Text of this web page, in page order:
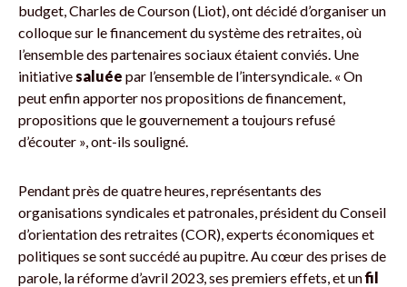
budget, Charles de Courson (Liot), ont décidé d’organiser un
colloque sur le financement du système des retraites, où
l’ensemble des partenaires sociaux étaient conviés. Une
initiative saluée par l’ensemble de l’intersyndicale. « On
peut enfin apporter nos propositions de financement,
propositions que le gouvernement a toujours refusé
d’écouter », ont-ils souligné.
Pendant près de quatre heures, représentants des
organisations syndicales et patronales, président du Conseil
d’orientation des retraites (COR), experts économiques et
politiques se sont succédé au pupitre. Au cœur des prises de
parole, la réforme d’avril 2023, ses premiers effets, et unfil